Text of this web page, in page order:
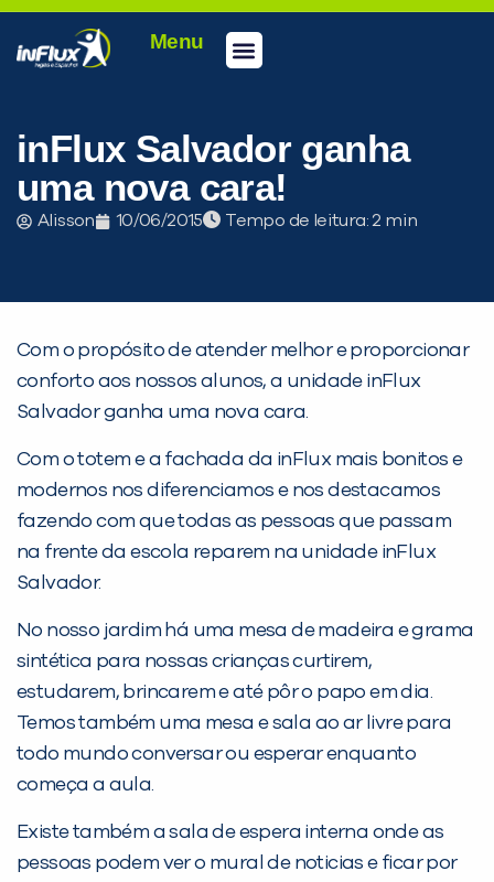
Menu
inFlux Salvador ganha
uma nova cara!
Alisson 10/06/2015 Tempo de leitura:
Com o propósito de atender melhor e proporcionar
conforto aos nossos alunos, a unidade inFlux
Salvador ganha uma nova cara.
Com o totem e a fachada da inFlux mais bonitos e
modernos nos diferenciamos e nos destacamos
fazendo com que todas as pessoas que passam
na frente da escola reparem na unidade inFlux
Salvador.
No nosso jardim há uma mesa de madeira e grama
sintética para nossas crianças curtirem,
estudarem, brincarem e até pôr o papo em dia.
Temos também uma mesa e sala ao ar livre para
todo mundo conversar ou esperar enquanto
começa a aula.
Existe também a sala de espera interna onde as
pessoas podem ver o mural de noticias e ficar por
PEÇA UMA DEMONSTRAÇÃO DE MÉTODO
inFlux nesta cidade ou bairro que
você digitou.